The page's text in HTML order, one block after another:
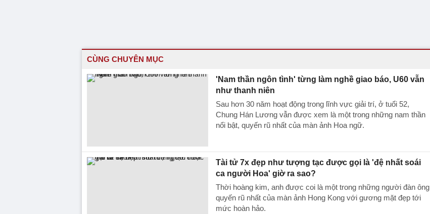
CÙNG CHUYÊN MỤC
'Nam thần ngôn tình' từng làm nghề giao báo, U60 vẫn
như thanh niên
Sau hơn 30 năm hoạt động trong lĩnh vực giải trí, ở tuổi 52,
Chung Hán Lương vẫn được xem là một trong những nam thần
nổi bật, quyến rũ nhất của màn ảnh Hoa ngữ.
Tài tử 7x đẹp như tượng tạc được gọi là 'đệ nhất soái
ca người Hoa' giờ ra sao?
Thời hoàng kim, anh được coi là một trong những người đàn ông
quyến rũ nhất của màn ảnh Hong Kong với gương mặt đẹp tới
mức hoàn hảo.